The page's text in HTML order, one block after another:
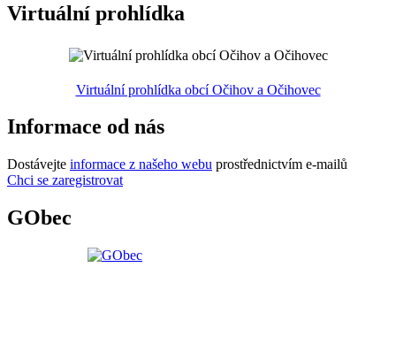
Virtuální prohlídka
Virtuální prohlídka obcí Očihov a Očihovec
Informace od nás
Dostávejte informace z našeho webu prostřednictvím e-mailů
Chci se zaregistrovat
GObec